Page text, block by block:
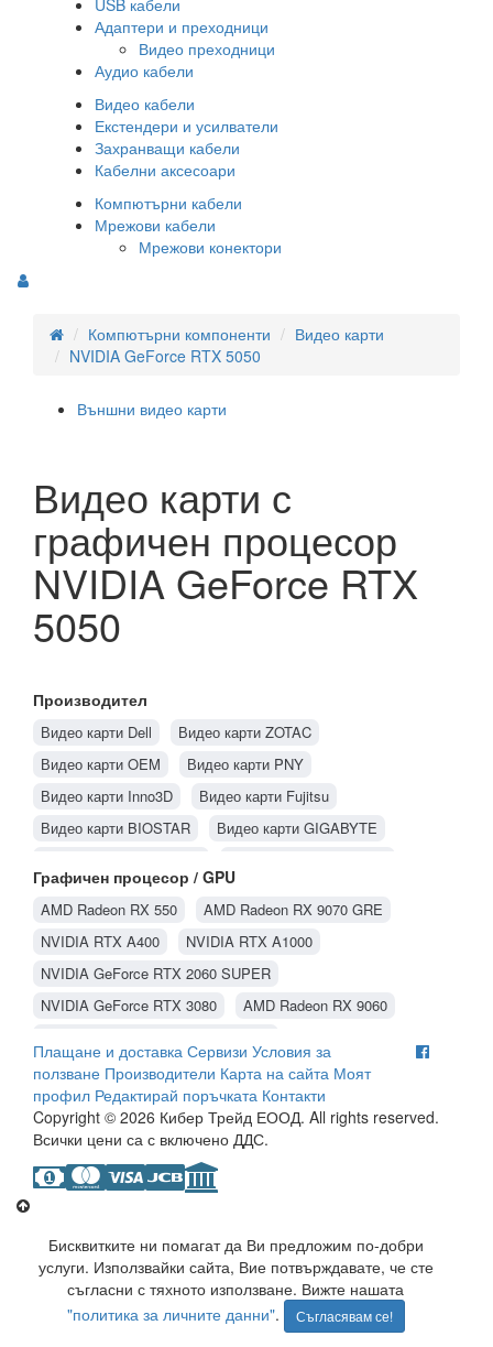
USB кабели
Адаптери и преходници
Видео преходници
Аудио кабели
Видео кабели
Екстендери и усилватели
Захранващи кабели
Кабелни аксесоари
Компютърни кабели
Мрежови кабели
Мрежови конектори
Компютърни компоненти
Видео карти
NVIDIA GeForce RTX 5050
Външни видео карти
Видео карти с
графичен процесор
NVIDIA GeForce RTX
5050
Производител
Видео карти Dell
Видео карти ZOTAC
Видео карти OEM
Видео карти PNY
Видео карти Inno3D
Видео карти Fujitsu
Видео карти BIOSTAR
Видео карти GIGABYTE
Видео карти ASUS
Графичен процесор / GPU
AMD Radeon RX 550
AMD Radeon RX 9070 GRE
NVIDIA RTX A400
NVIDIA RTX A1000
NVIDIA GeForce RTX 2060 SUPER
NVIDIA GeForce RTX 3080
AMD Radeon RX 9060
NVIDIA GeForce RTX 5050
AMD Radeon RX 9060 XT
NVIDIA GeForce RTX 5060
NVIDIA GeForce GT 1030
NVIDIA GeForce GT 710
NVIDIA GeForce GT 610
NVIDIA GeForce GT 730
NVIDIA GeForce RTX 3050
NVIDIA GeForce RTX 5060 Ti
AMD Radeon RX 7600
NVIDIA GeForce RTX 3060
NVIDIA GeForce RTX 3060 Ti
NVIDIA GeForce RTX 5080
AMD Radeon RX 9070
Плащане и доставка Сервизи Условия за
ползване Производители Карта на сайта Моят
профил Редактирай поръчката Контакти
Copyright © 2026 Кибер Трейд ЕООД. All rights reserved.
Всички цени са с включено ДДС.
Бисквитките ни помагат да Ви предложим по-добри
услуги. Използвайки сайта, Вие потвърждавате, че сте
съгласни с тяхното използване. Вижте нашата
"политика за личните данни". Съгласявам се!